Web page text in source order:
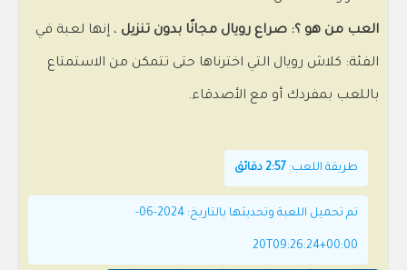
العب من هو ؟: صراع رويال مجانًا بدون تنزيل ، إنها لعبة في
الفئة: كلاش رويال التي اخترناها حتى تتمكن من الاستمتاع
باللعب بمفردك أو مع الأصدقاء.
طريقة اللعب: 2:57 دقائق
تم تحميل اللعبة وتحديثها بالتاريخ: 2024-06-
20T09:26:24+00:00